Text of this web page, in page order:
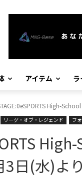
アイテム
High-
リーグ・オブ・レジェンド フ
日(水)よ